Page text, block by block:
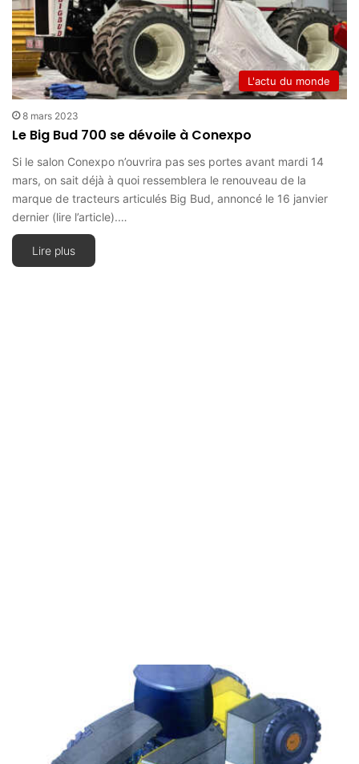
L'actu du monde
8 mars 2023
Le Big Bud 700 se dévoile à Conexpo
Si le salon Conexpo n’ouvrira pas ses portes avant mardi 14
mars, on sait déjà à quoi ressemblera le renouveau de la
marque de tracteurs articulés Big Bud, annoncé le 16 janvier
dernier (lire l’article).…
Lire plus